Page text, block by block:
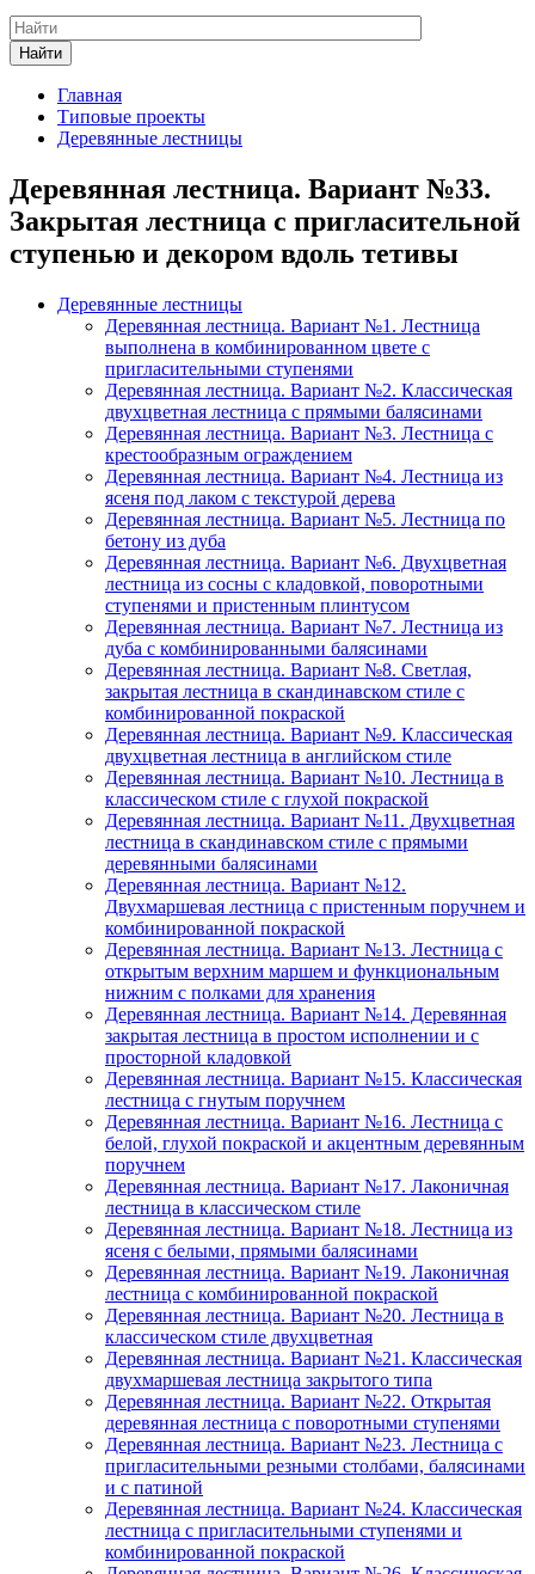
Найти
Главная
Типовые проекты
Деревянные лестницы
Деревянная лестница. Вариант №33.
Закрытая лестница с пригласительной
ступенью и декором вдоль тетивы
Деревянные лестницы
Деревянная лестница. Вариант №1. Лестница
выполнена в комбинированном цвете с
пригласительными ступенями
Деревянная лестница. Вариант №2. Классическая
двухцветная лестница с прямыми балясинами
Деревянная лестница. Вариант №3. Лестница с
крестообразным ограждением
Деревянная лестница. Вариант №4. Лестница из
ясеня под лаком с текстурой дерева
Деревянная лестница. Вариант №5. Лестница по
бетону из дуба
Деревянная лестница. Вариант №6. Двухцветная
лестница из сосны с кладовкой, поворотными
ступенями и пристенным плинтусом
Деревянная лестница. Вариант №7. Лестница из
дуба с комбинированными балясинами
Деревянная лестница. Вариант №8. Светлая,
закрытая лестница в скандинавском стиле с
комбинированной покраской
Деревянная лестница. Вариант №9. Классическая
двухцветная лестница в английском стиле
Деревянная лестница. Вариант №10. Лестница в
классическом стиле с глухой покраской
Деревянная лестница. Вариант №11. Двухцветная
лестница в скандинавском стиле с прямыми
деревянными балясинами
Деревянная лестница. Вариант №12.
Двухмаршевая лестница с пристенным поручнем и
комбинированной покраской
Деревянная лестница. Вариант №13. Лестница с
открытым верхним маршем и функциональным
нижним с полками для хранения
Деревянная лестница. Вариант №14. Деревянная
закрытая лестница в простом исполнении и с
просторной кладовкой
Деревянная лестница. Вариант №15. Классическая
лестница с гнутым поручнем
Деревянная лестница. Вариант №16. Лестница с
белой, глухой покраской и акцентным деревянным
поручнем
Деревянная лестница. Вариант №17. Лаконичная
лестница в классическом стиле
Деревянная лестница. Вариант №18. Лестница из
ясеня с белыми, прямыми балясинами
Деревянная лестница. Вариант №19. Лаконичная
лестница с комбинированной покраской
Деревянная лестница. Вариант №20. Лестница в
классическом стиле двухцветная
Деревянная лестница. Вариант №21. Классическая
двухмаршевая лестница закрытого типа
Деревянная лестница. Вариант №22. Открытая
деревянная лестница с поворотными ступенями
Деревянная лестница. Вариант №23. Лестница с
пригласительными резными столбами, балясинами
и с патиной
Деревянная лестница. Вариант №24. Классическая
лестница с пригласительными ступенями и
комбинированной покраской